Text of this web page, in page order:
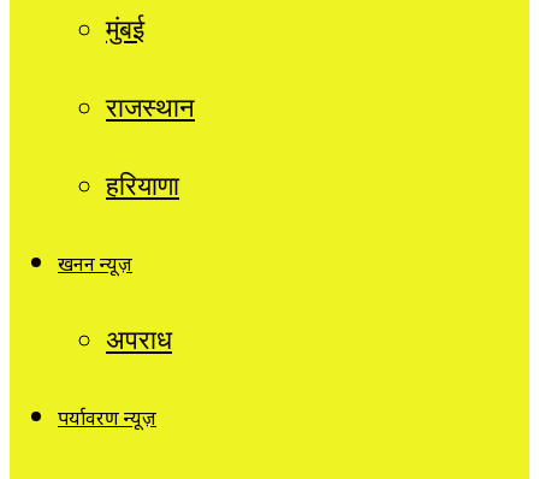
मुंबई
राजस्थान
हरियाणा
खनन न्यूज़
अपराध
पर्यावरण न्यूज़